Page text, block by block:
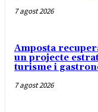
7 agost 2026
Amposta
un projecte
turisme i
7 agost 2026